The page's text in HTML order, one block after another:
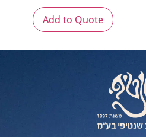
Add to Quote